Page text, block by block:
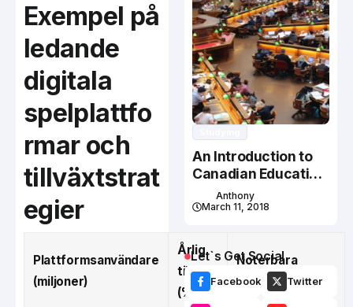
Exempel på
ledande
digitala
spelplattfo
rmar och
tillväxtstrat
egier
Plattformsanvändare
(miljoner)
Årlig
tillväxt
(%)
Noterbara
Funktioner
An Introduction to
Canadian Education
System
Anthony
March 11, 2018
Let`s Get Social
Facebook Twitter